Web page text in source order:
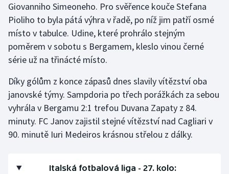
Jezdectví
Judo
Krasobruslení
Lezení
Lyže a snowboard
Moderní pětiboj
Giovanniho Simeoneho. Pro svěřence kouče Stefana
Pioliho to byla pátá výhra v řadě, po níž jim patří osmé
místo v tabulce. Udine, které prohrálo stejným
poměrem v sobotu s Bergamem, kleslo vinou černé
série už na třinácté místo.
Díky gólům z konce zápasů dnes slavily vítězství oba
janovské týmy. Sampdoria po třech porážkách za sebou
vyhrála v Bergamu 2:1 trefou Duvana Zapaty z 84.
minuty. FC Janov zajistil stejné vítězství nad Cagliari v
90. minutě Iuri Medeiros krásnou střelou z dálky.
Italská fotbalová liga - 27. kolo: